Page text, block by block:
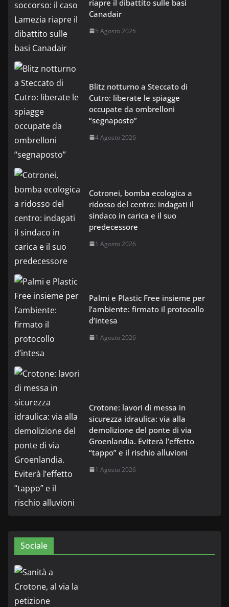
riapre il dibattito sulle basi
Canadair
5 Agosto 2026
Blitz notturno a Steccato di
Cutro: liberate le spiagge
occupate da ombrelloni
“segnaposto”
4 Agosto 2026
Cotronei, bomba ecologica a
ridosso del centro: indagati il
sindaco in carica e il suo
predecessore
1 Agosto 2026
Palmi e Plastic Free insieme per
l’ambiente: firmato il protocollo
d’intesa
1 Agosto 2026
Crotone: lavori di messa in
sicurezza idraulica: via alla
demolizione del ponte di via
Groenlandia. Eviterà l’effetto
“tappo” e il rischio alluvioni
1 Agosto 2026
Sociale